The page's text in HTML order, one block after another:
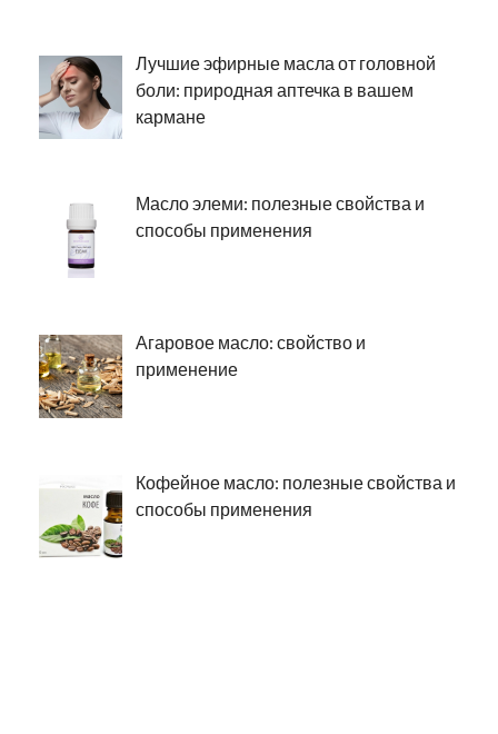
Лучшие эфирные масла от головной
боли: природная аптечка в вашем
кармане
Масло элеми: полезные свойства и
способы применения
Агаровое масло: свойство и
применение
Кофейное масло: полезные свойства и
способы применения